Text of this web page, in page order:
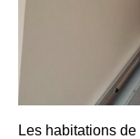
Les habitations